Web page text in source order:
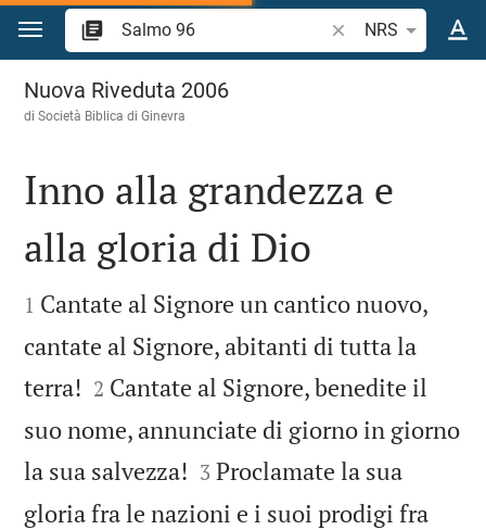
Vai al contenuto
Ricerca verso
NRS
Salmo 96
Nuova Riveduta 2006
di Società Biblica di Ginevra

Inno alla grandezza e
alla gloria di Dio

1 Cantate al Signore un cantico nuovo,
cantate al Signore, abitanti di tutta la
terra! 

2 Cantate al Signore, benedite il
suo nome, annunciate di giorno in giorno
la sua salvezza! 

3 Proclamate la sua
gloria fra le nazioni e i suoi prodigi fra